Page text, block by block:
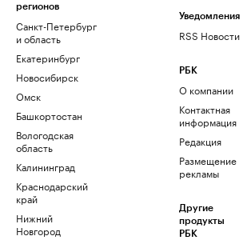
регионов
Санкт-Петербург
и область
Екатеринбург
Новосибирск
Омск
Башкортостан
Вологодская
область
Калининград
Краснодарский
край
Нижний
Новгород
Уведомления
RSS Новости
РБК
О компании
Контактная
информация
Редакция
Размещение
рекламы
Другие
продукты
РБК